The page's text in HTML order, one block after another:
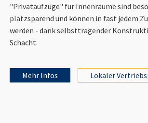
"Privataufzüge" für Innenräume sind
platzsparend und können in fast jedem
werden - dank selbsttragender
Schacht.
Mehr Infos Lokaler